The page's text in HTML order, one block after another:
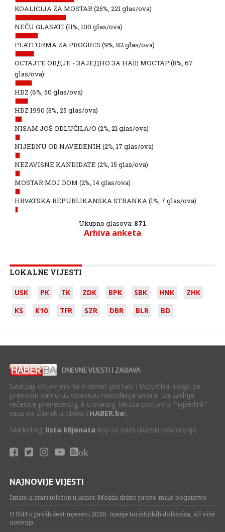
KOALICIJA ZA MOSTAR(25%, 221 glas/ova)
NEĆU GLASATI (11%, 100 glas/ova)
PLATFORMA ZA PROGRES (9%, 82 glas/ova)
ОСТАЈТЕ ОВДЈЕ - ЗАЈЕДНО ЗА НАШ МОСТАР (8%, 67
glas/ova)
HDZ (6%, 50 glas/ova)
HDZ 1990 (3%, 25 glas/ova)
NISAM JOŠ ODLUČILA/O (2%, 21 glas/ova)
NIJEDNU OD NAVEDENIH (2%, 17 glas/ova)
NEZAVISNE KANDIDATE (2%, 15 glas/ova)
MOSTAR MOJ DOM (2%, 14 glas/ova)
HRVATSKA REPUBLIKANSKA STRANKA(1%, 7 glas/ova)
Ukupno glasova: 871
Arhiva anketa
LOKALNE VIJESTI
USK PK TK ZDK BPK SBK HNK
ZHK
KS
K10 TFR SZR DBR BLR BD
Sadržaji objavljeni na internet portalu HABER.ba mogu se
prenositi samo uz obavezu navođenja izvora. Iza zadnje
rečenice prenesenog ili citiranog teksta postaviti "hyperlink"
vezu na članak u obliku (HABER.ba).
Marketing lista klijenata koji su nam ukazali povjerenje.
ok
NAJNOVIJE VIJESTI
Imate li stari telefon u ladici: Možda držite pravo malo bogatstvo
U BiH u prvih šest mjeseci 2026. manje turističkih dolazaka, ali više
noćenja